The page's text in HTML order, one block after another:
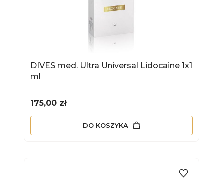
DIVES med. Ultra Universal Lidocaine 1x1
ml
Cena
175,00 zł
DO KOSZYKA